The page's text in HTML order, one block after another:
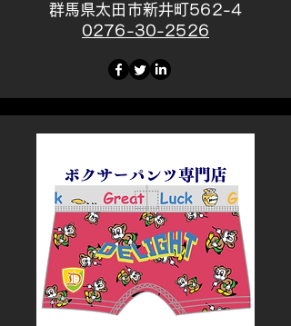
群馬県太田市新井町562-4
​0276-30-2526